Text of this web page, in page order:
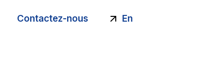
Contactez-nous En